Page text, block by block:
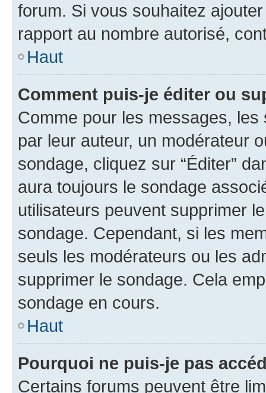
forum. Si vous souhaitez
rapport au nombre autorisé,
Haut
Comment puis-je éditer ou
Comme pour les messages,
par leur auteur, un modérateur
sondage, cliquez sur “Éditer”
aura toujours le sondage
utilisateurs peuvent supprimer
sondage. Cependant, si les
seuls les modérateurs ou les
supprimer le sondage. Cela
sondage en cours.
Haut
Pourquoi ne puis-je pas
Certains forums peuvent être